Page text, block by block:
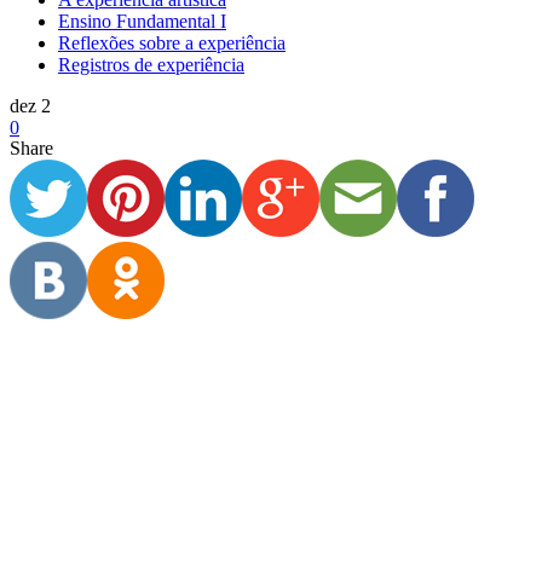
Ensino Fundamental I
Reflexões sobre a experiência
Registros de experiência
dez 2
0
Share